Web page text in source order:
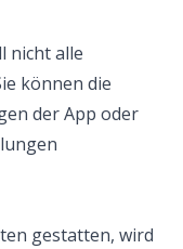
nicht alle
können die
der App oder
gestatten, wird